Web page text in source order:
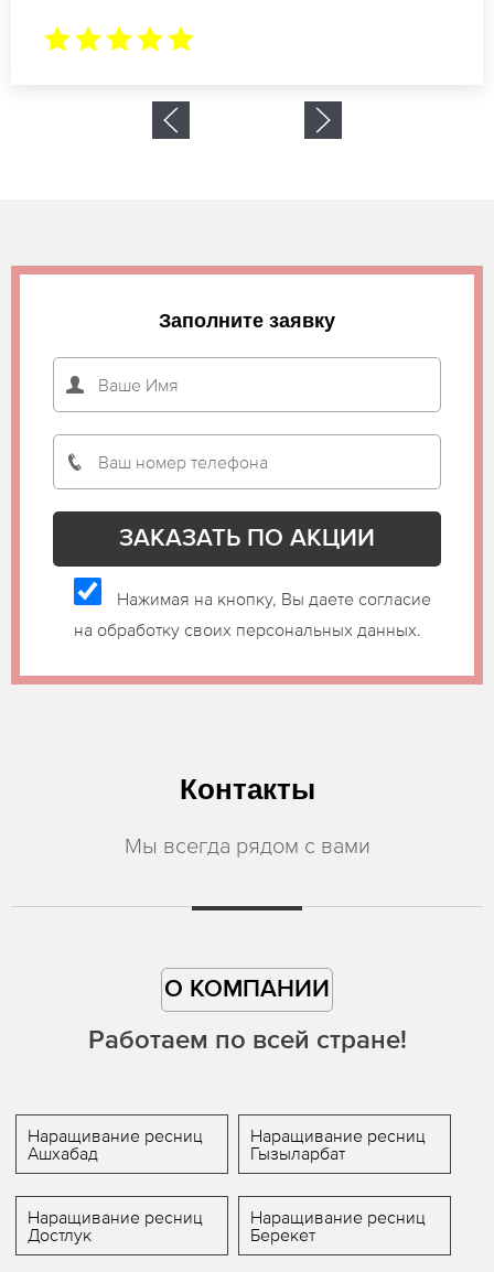
Заполните заявку
Нажимая на кнопку, Вы даете согласие
на обработку своих персональных данных.
Контакты
Мы всегда рядом с вами
О КОМПАНИИ
Работаем по всей стране!
Наращивание ресниц
Ашхабад
Наращивание ресниц
Гызыларбат
Наращивание ресниц
Достлук
Наращивание ресниц
Берекет